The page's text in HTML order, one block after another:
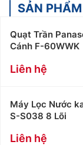
SẢN
Quạt Trần
Cánh F-60WWK
Liên hệ
Máy Lọc Nước
S-S038 8 Lõi
Liên hệ